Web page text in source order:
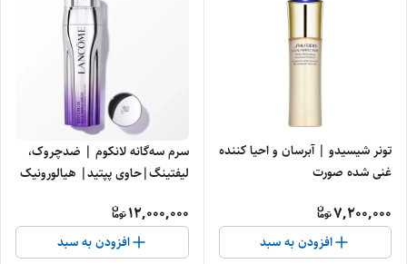
تونر شیسیدو | آبرسان و احیا کننده
غنی شده صورت
7,200,000
افزودن به سبد
سرم سه‌گانه لانکوم | ضدچروک،
لیفتینگ|حاوی پپتید| هیالورونیک
12,000,000
افزودن به سبد